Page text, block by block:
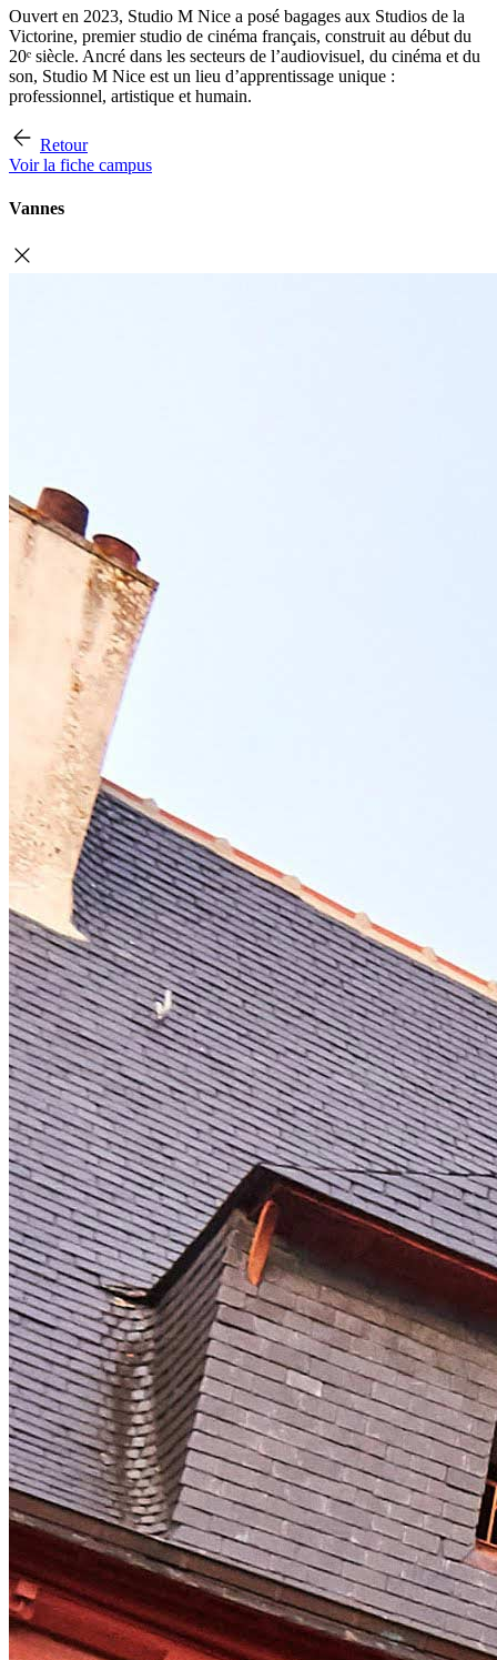
Ouvert en 2023, Studio M Nice a posé bagages aux Studios de la
Victorine, premier studio de cinéma français, construit au début du
20ᵉ siècle. Ancré dans les secteurs de l’audiovisuel, du cinéma et du
son, Studio M Nice est un lieu d’apprentissage unique :
professionnel, artistique et humain.
Retour
Voir la fiche campus
Vannes